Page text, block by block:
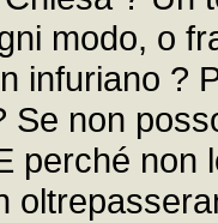
modo, o
infuriano ?
Se non
perché non